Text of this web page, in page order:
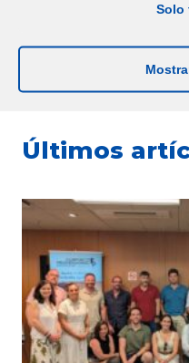
Más
Últimos
Solo